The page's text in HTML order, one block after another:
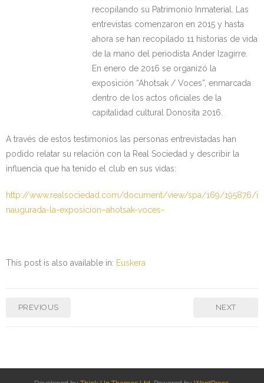
recopilando su Patrimonio Inmaterial. Las
entrevistas comenzaron en 2015 y hasta
ahora se han recopilado 11 historias de vida
de la mano del periodista Ander Izagirre.
En enero de 2016 se organizó la
exposición “Ahotsak / Voces”, enmarcada
dentro de los actos oficiales de la
capitalidad cultural Donosita 2016.
A través de estos testimonios las personas entrevistadas han
podido relatar su relación con la Real Sociedad y describir la
influencia que ha tenido el club en sus vidas:
http://www.realsociedad.com/document/view/spa/169/195876/i
naugurada-la-exposicion–ahotsak-voces-
This post is also available in: Euskera
PREVIOUS NEXT